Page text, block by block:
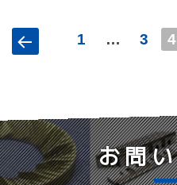
投
ー
ジ
1 … 3 4
お問